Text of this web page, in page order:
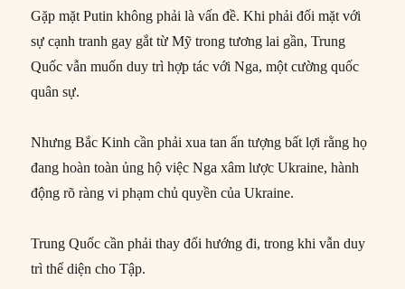
Gặp mặt Putin không phải là vấn đề. Khi phải đối mặt với
sự cạnh tranh gay gắt từ Mỹ trong tương lai gần, Trung
Quốc vẫn muốn duy trì hợp tác với Nga, một cường quốc
quân sự.
Nhưng Bắc Kinh cần phải xua tan ấn tượng bất lợi rằng họ
đang hoàn toàn ủng hộ việc Nga xâm lược Ukraine, hành
động rõ ràng vi phạm chủ quyền của Ukraine.
Trung Quốc cần phải thay đổi hướng đi, trong khi vẫn duy
trì thể diện cho Tập.